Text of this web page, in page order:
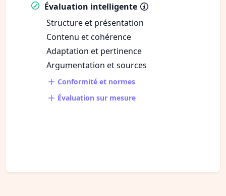
Évaluation intelligente
Structure et présentation
Contenu et cohérence
Adaptation et pertinence
Argumentation et sources
Conformité et normes
Évaluation sur mesure